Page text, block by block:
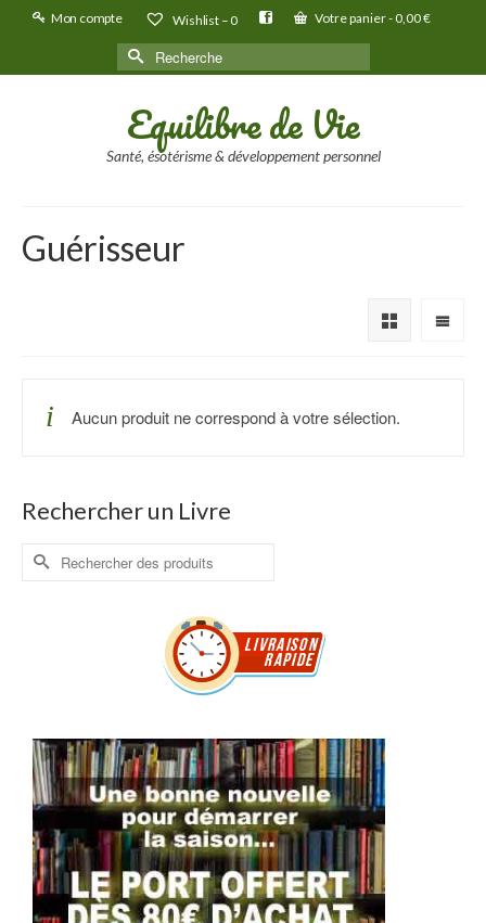
Mon compte Wishlist –0 Votre panier-0,00€
Rechercher :
Equilibre de Vie
Santé, ésotérisme & développement personnel
Guérisseur
Aucun produit ne correspond à votre sélection.
Rechercher un Livre
Rechercher :